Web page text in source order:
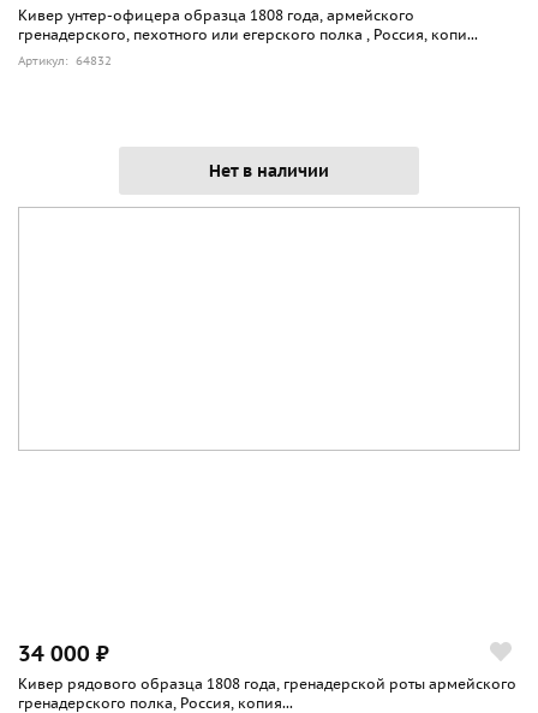
Кивер унтер-офицера образца 1808 года, армейского
гренадерского, пехотного или егерского полка , Россия, копи...
Артикул: 64832
Нет в наличии
34 000 ₽
Кивер рядового образца 1808 года, гренадерской роты армейского
гренадерского полка, Россия, копия...